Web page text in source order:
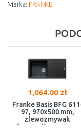
Marka: FRANKE
1,064.00 zł
Franke Basis BFG
97, 970x500 mm,
zlewozmywak
fragranitowy, onyx